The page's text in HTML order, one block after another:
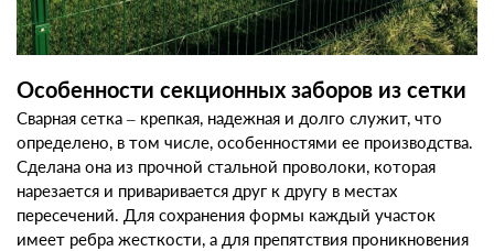
Особенности секционных заборов из сетки
Сварная сетка – крепкая, надежная и долго служит, что
определено, в том числе, особенностями ее производства.
Сделана она из прочной стальной проволоки, которая
нарезается и приваривается друг к другу в местах
пересечений. Для сохранения формы каждый участок
имеет ребра жесткости, а для препятствия проникновения